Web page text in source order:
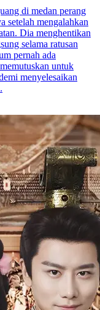
tragedi ketika